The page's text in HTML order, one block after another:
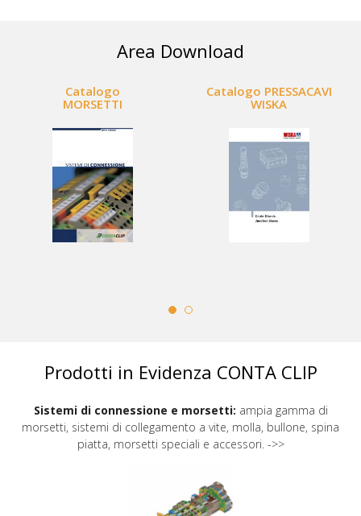
Area Download
Catalogo
MORSETTI
Catalogo PRESSACAVI
WISKA
Prodotti in Evidenza CONTA CLIP
Sistemi di connessione e morsetti: ampia gamma di
morsetti, sistemi di collegamento a vite, molla, bullone, spina
piatta, morsetti speciali e accessori. ->>